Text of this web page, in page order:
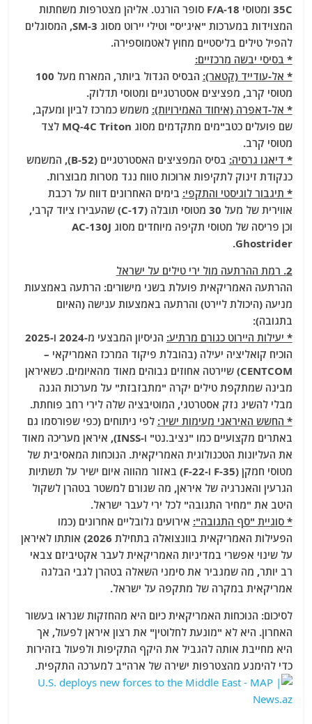
35C ומטוסי F/A-18 סופר הורנט. אליהן מצטרפות משחתות
המצוידות במערכות "איג'יס" וטילי יירוט מסוג SM-3, המסוגלים
להפיל טילים בליסטיים מחוץ לאטמוספירה.
* בסיסי יבשה מרכזיים:
* אל-עודייד (קטאר):
הבסיס הגדול ביותר, המארח מעל 100
מטוסי קרב, מפציצים אסטרטגיים ומטוסי תדלוק.
* אל-דאפרה (איחוד האמירויות): משמש כמרכז לביון ומעקב,
שם פועלים כטב"מים מתקדמים מסוג MQ-4C Triton לצד
מטוסי קרב.
* דיאגו גרסיה:
בסיס המפציצים האסטרטגיים (B-52), המשמש
כנקודת זינוק לתקיפות ארוכות טווח נגד מטרות מבוצרות.
* תיגבור לוגיסטי והתקפי: בימים האחרונים דווח על רכבת
אווירית של מעל 30 מטוסי תובלה (C-17) שהעבירו ציוד קרבי,
וכן פריסה של מטוסי תקיפה מיוחדים מסוג AC-130J
Ghostrider.
2. רמת ההרתעה מול ירי טילים על ישראל
ההרתעה האמריקאית פועלת בשני מישורים: הרתעה באמצעות
מניעה (היכולת ליירט) והרתעה באמצעות ענישה (האיום
בתגובה):
* יעילות היירוט כגורם מרתיע:
הניסיון המבצעי מ-2024 ו-2025
הוכיח קואליציה יעילה (בהובלת פיקוד המרכז האמריקאי –
CENTCOM) שיירטה אחוזים גבוהים מאוד מהאיומים. כשאיראן
מבינה שמתקפת טילים יקרה "מתבזבזת" על מערכות הגנה
מבלי להשיג נזק אסטרטגי, המוטיבציה שלה לירי רחב פוחתת.
* החשש האיראני מעימות ישיר: לפי ניתוחים (כפי שפורסמו גם
באתרים מקצועיים כמו "נציב.נט" ו-INSS), איראן מעריכה מאוד
את העליונות הטכנולוגית האמריקאית. הנוכחות המאסיבית של
מטוסי חמקן (F-35 ו-F-22) באזור מהווה איום ישיר על תשתיות
הגרעין והאנרגיה של איראן, מה שגורם למשטר בטהרן לשקול
היטב את "מחיר התגובה" לכל ירי לעבר ישראל.
* סוגיית "סף התגובה": אירועים גלובליים אחרונים (כמו
הפעילות האמריקאית בוונצואלה בתחילת 2026) אותתו לאיראן
על שינוי אפשרי במדיניות האמריקאית לעבר אקטיביזם צבאי
רב יותר, מה שמגביר את סימני השאלה בטהרן לגבי הבלגה
אמריקאית במקרה של מתקפה על ישראל.
לסיכום: הנוכחות האמריקאית כיום היא מהחזקות שנראו בעשור
האחרון. היא לא "מונעת לחלוטין" את רצון איראן לפעול, אך
היא מחייבת אותה להגביל את היקף התקיפות ולפעול בזהירות
כדי להימנע מהצטרפות ישירה של ארה"ב למערכה התקפית.